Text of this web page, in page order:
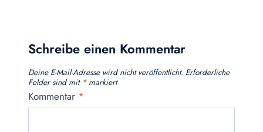
Schreibe einen Kommentar
Deine E-Mail-Adresse wird nicht veröffentlicht. Erforderliche
Felder sind mit *markiert
Kommentar *